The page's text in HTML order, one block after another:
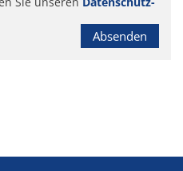
Absenden